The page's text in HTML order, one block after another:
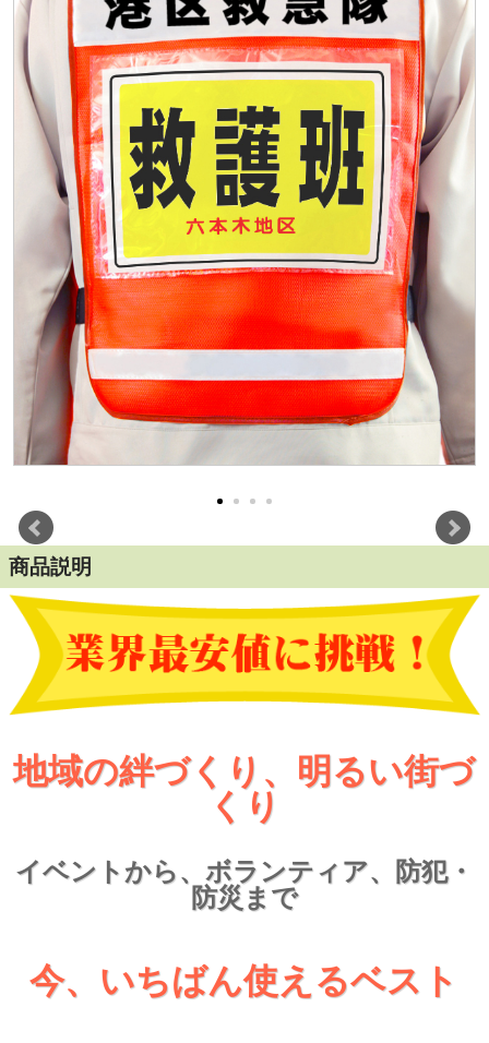
商品説明
地域の絆づくり、明るい街づ
くり
イベントから、ボランティア、防犯・
防災まで
今、いちばん使えるベスト